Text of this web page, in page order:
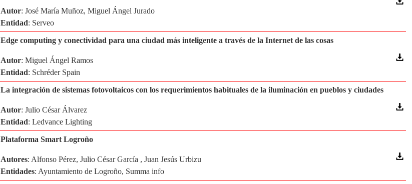
Autor: José María Muñoz, Miguel Ángel Jurado
Entidad: Serveo
Edge computing y conectividad para una ciudad más inteligente a través de la Internet de las cosas
Autor: Miguel Ángel Ramos
Entidad: Schréder Spain
La integración de sistemas fotovoltaicos con los requerimientos habituales de la iluminación en pueblos y ciudades
Autor: Julio César Álvarez
Entidad: Ledvance Lighting
Plataforma Smart Logroño
Autores: Alfonso Pérez, Julio César García , Juan Jesús Urbizu
Entidades: Ayuntamiento de Logroño, Summa info